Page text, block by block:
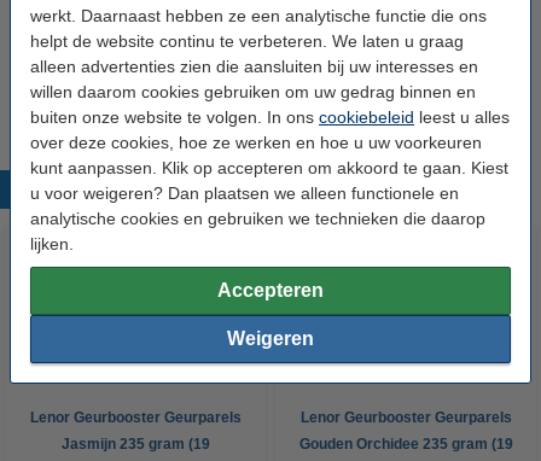
werkt. Daarnaast hebben ze een analytische functie die ons
helpt de website continu te verbeteren. We laten u graag
alleen advertenties zien die aansluiten bij uw interesses en
willen daarom cookies gebruiken om uw gedrag binnen en
buiten onze website te volgen. In ons cookiebeleid leest u alles
over deze cookies, hoe ze werken en hoe u uw voorkeuren
kunt aanpassen. Klik op accepteren om akkoord te gaan. Kiest
u voor weigeren? Dan plaatsen we alleen functionele en
analytische cookies en gebruiken we technieken die daarop
lijken.
Accepteren
Weigeren
Aanbieding:
6 kokers - 114 wasbeurten
€ 31,50
Populaire producten
Lenor Geurbooster Geurparels
Jasmijn 235 gram (19
Lenor Geurbooster Geurparels
Gouden Orchidee 235 gram (19